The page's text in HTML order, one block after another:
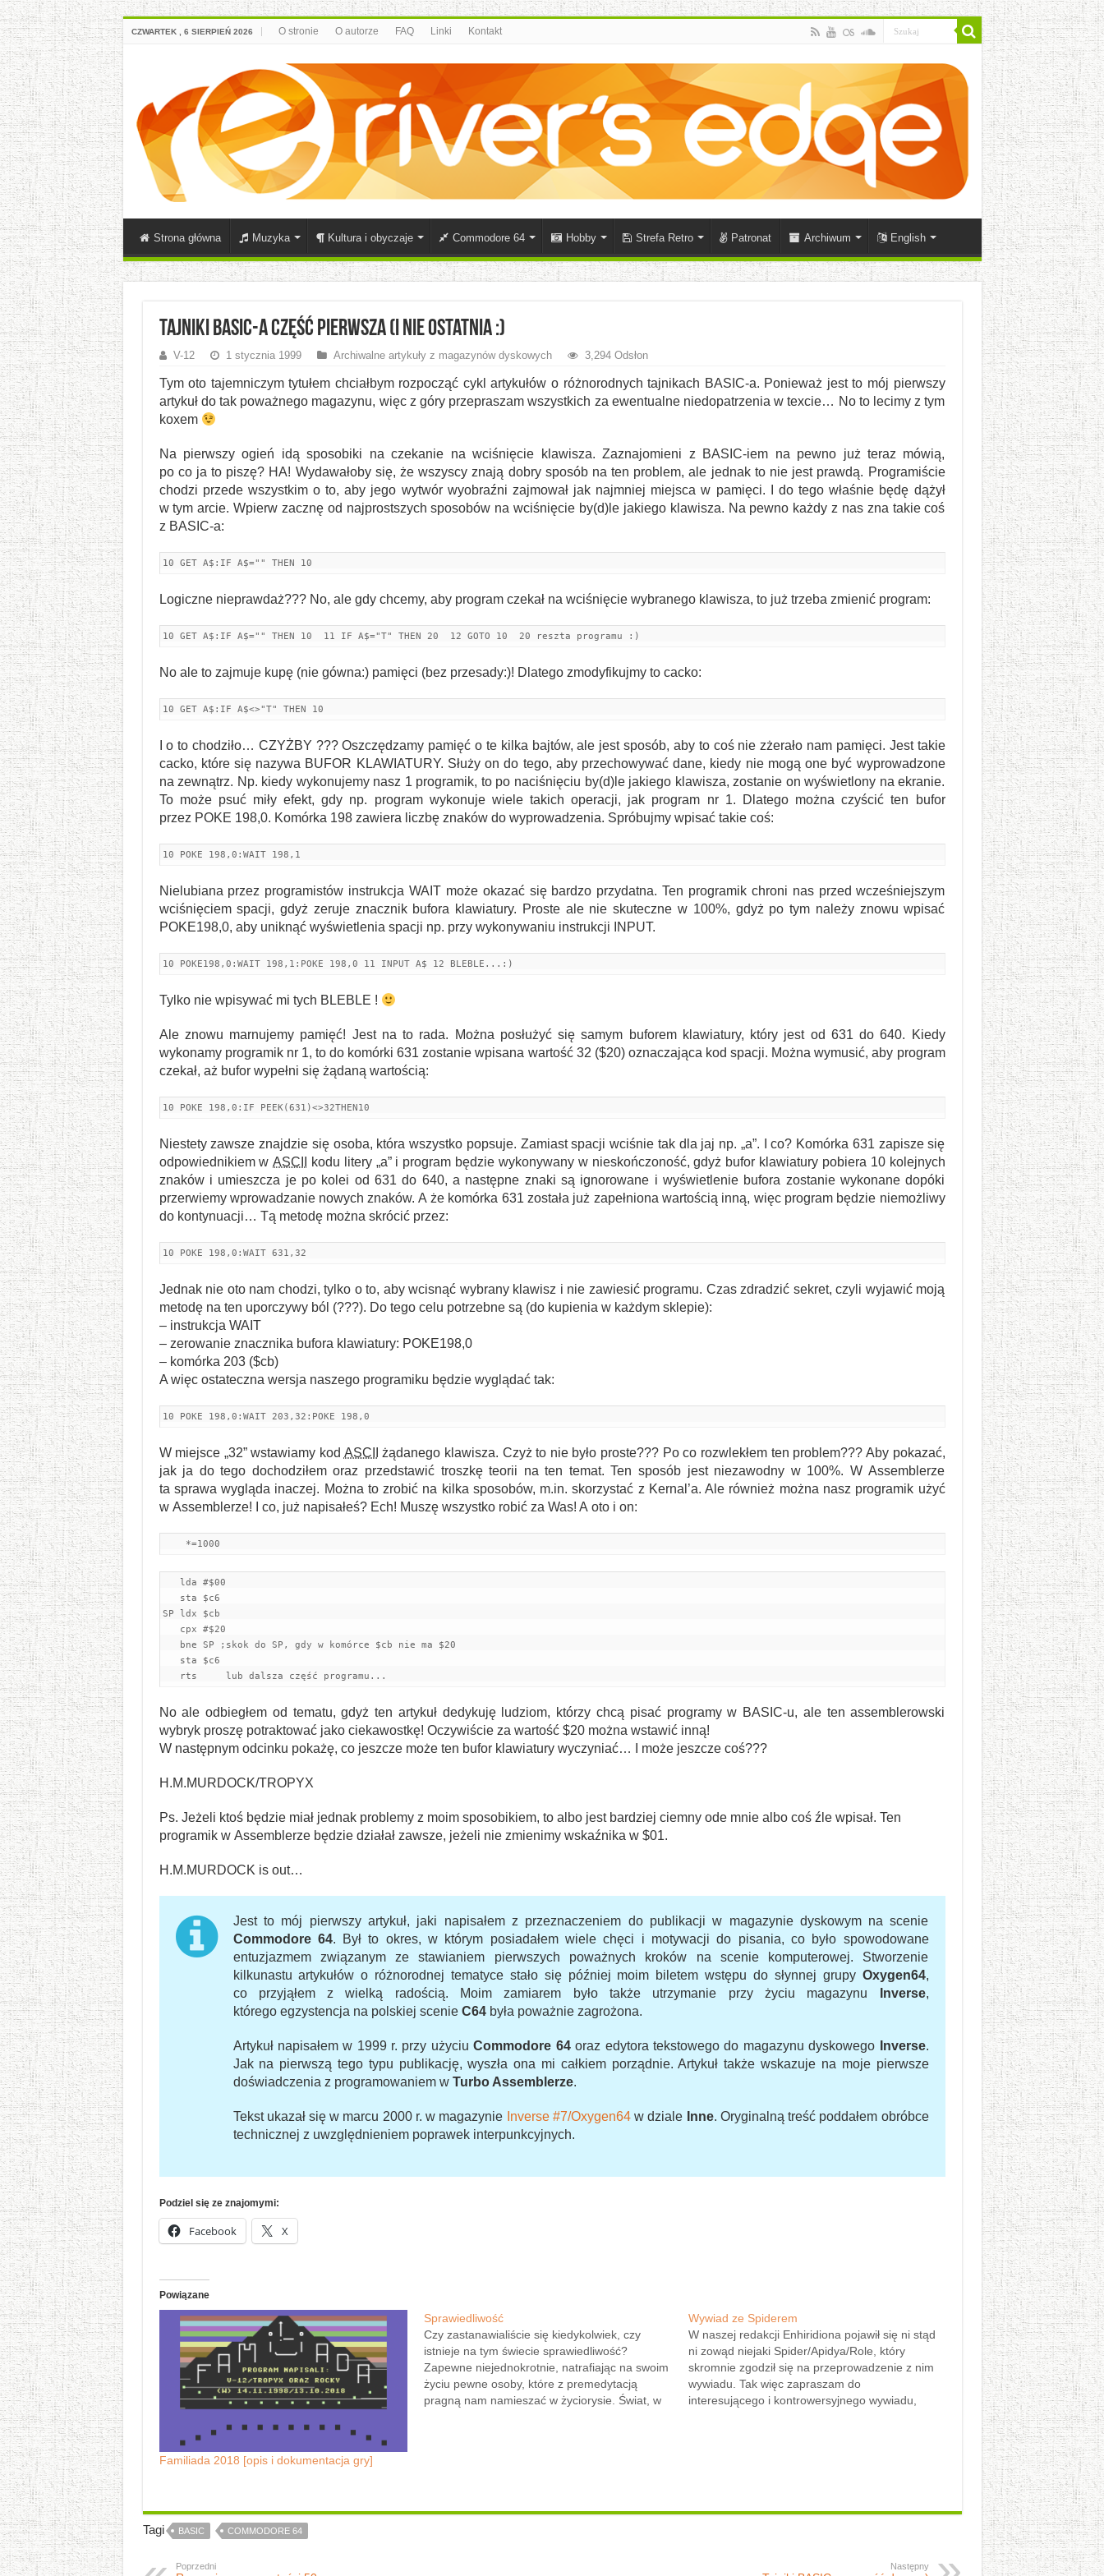
CZWARTEK , 6 SIERPIEŃ 2026 O stronie O autorze FAQ Linki Kontakt
Strona główna Muzyka Kultura i obyczaje Commodore 64 Hobby Strefa Retro Patronat Archiwum English
Tajniki BASIC-a część pierwsza (i nie ostatnia :)
V-12 1 stycznia 1999 Archiwalne artykuły z magazynów dyskowych 3,294 Odsłon
Tym oto tajemniczym tytułem chciałbym rozpocząć cykl artykułów o różnorodnych tajnikach BASIC-a. Ponieważ jest to mój pierwszy
artykuł do tak poważnego magazynu, więc z góry przepraszam wszystkich za ewentualne niedopatrzenia w texcie… No to lecimy z tym
koxem
Na pierwszy ogień idą sposobiki na czekanie na wciśnięcie klawisza. Zaznajomieni z BASIC-iem na pewno już teraz mówią,
po co ja to piszę? HA! Wydawałoby się, że wszyscy znają dobry sposób na ten problem, ale jednak to nie jest prawdą. Programiście
chodzi przede wszystkim o to, aby jego wytwór wyobraźni zajmował jak najmniej miejsca w pamięci. I do tego właśnie będę dążył
w tym arcie. Wpierw zacznę od najprostszych sposobów na wciśnięcie by(d)le jakiego klawisza. Na pewno każdy z nas zna takie coś
z BASIC-a:
10 GET A$:IF A$="" THEN 10
Logiczne nieprawdaż??? No, ale gdy chcemy, aby program czekał na wciśnięcie wybranego klawisza, to już trzeba zmienić program:
10 GET A$:IF A$="" THEN 10  11 IF A$="T" THEN 20  12 GOTO 10  20 reszta programu :)
No ale to zajmuje kupę (nie gówna:) pamięci (bez przesady:)! Dlatego zmodyfikujmy to cacko:
10 GET A$:IF A$<>"T" THEN 10
I o to chodziło… CZYŻBY ??? Oszczędzamy pamięć o te kilka bajtów, ale jest sposób, aby to coś nie zżerało nam pamięci. Jest takie
cacko, które się nazywa BUFOR KLAWIATURY. Służy on do tego, aby przechowywać dane, kiedy nie mogą one być wyprowadzone
na zewnątrz. Np. kiedy wykonujemy nasz 1 programik, to po naciśnięciu by(d)le jakiego klawisza, zostanie on wyświetlony na ekranie.
To może psuć miły efekt, gdy np. program wykonuje wiele takich operacji, jak program nr 1. Dlatego można czyścić ten bufor
przez POKE 198,0. Komórka 198 zawiera liczbę znaków do wyprowadzenia. Spróbujmy wpisać takie coś:
10 POKE 198,0:WAIT 198,1
Nielubiana przez programistów instrukcja WAIT może okazać się bardzo przydatna. Ten programik chroni nas przed wcześniejszym
wciśnięciem spacji, gdyż zeruje znacznik bufora klawiatury. Proste ale nie skuteczne w 100%, gdyż po tym należy znowu wpisać
POKE198,0, aby uniknąć wyświetlenia spacji np. przy wykonywaniu instrukcji INPUT.
10 POKE198,0:WAIT 198,1:POKE 198,0 11 INPUT A$ 12 BLEBLE...:)
Tylko nie wpisywać mi tych BLEBLE !
Ale znowu marnujemy pamięć! Jest na to rada. Można posłużyć się samym buforem klawiatury, który jest od 631 do 640. Kiedy
wykonamy programik nr 1, to do komórki 631 zostanie wpisana wartość 32 ($20) oznaczająca kod spacji. Można wymusić, aby program
czekał, aż bufor wypełni się żądaną wartością:
10 POKE 198,0:IF PEEK(631)<>32THEN10
Niestety zawsze znajdzie się osoba, która wszystko popsuje. Zamiast spacji wciśnie tak dla jaj np. „a”. I co? Komórka 631 zapisze się
odpowiednikiem wASCII
kodu litery „a” i program będzie wykonywany w nieskończoność, gdyż bufor klawiatury pobiera 10 kolejnych
znaków i umieszcza je po kolei od 631 do 640, a następne znaki są ignorowane i wyświetlenie bufora zostanie wykonane dopóki
przerwiemy wprowadzanie nowych znaków. A że komórka 631 została już zapełniona wartością inną, więc program będzie niemożliwy
do kontynuacji… Tą metodę można skrócić przez:
10 POKE 198,0:WAIT 631,32
Jednak nie oto nam chodzi, tylko o to, aby wcisnąć wybrany klawisz i nie zawiesić programu. Czas zdradzić sekret, czyli wyjawić moją
metodę na ten uporczywy ból (???). Do tego celu potrzebne są (do kupienia w każdym sklepie):
– instrukcja WAIT
– zerowanie znacznika bufora klawiatury: POKE198,0
– komórka 203 ($cb)
A więc ostateczna wersja naszego programiku będzie wyglądać tak:
10 POKE 198,0:WAIT 203,32:POKE 198,0
W miejsce „32” wstawiamy kod ASCII
żądanego klawisza. Czyż to nie było proste??? Po co rozwlekłem ten problem??? Aby pokazać,
jak ja do tego dochodziłem oraz przedstawić troszkę teorii na ten temat. Ten sposób jest niezawodny w 100%. W Assemblerze
ta sprawa wygląda inaczej. Można to zrobić na kilka sposobów, m.in. skorzystać z Kernal’a. Ale również można nasz programik użyć
w Assemblerze! I co, już napisałeś? Ech! Muszę wszystko robić za Was! A oto i on:
    *=1000
   lda #$00
   sta $c6
SP ldx $cb
   cpx #$20
   bne SP ;skok do SP, gdy w komórce $cb nie ma $20
   sta $c6
   rts     lub dalsza część programu...
No ale odbiegłem od tematu, gdyż ten artykuł dedykuję ludziom, którzy chcą pisać programy w BASIC-u, ale ten assemblerowski
wybryk proszę potraktować jako ciekawostkę! Oczywiście za wartość $20 można wstawić inną!
W następnym odcinku pokażę, co jeszcze może ten bufor klawiatury wyczyniać… I może jeszcze coś???
H.M.MURDOCK/TROPYX
Ps. Jeżeli ktoś będzie miał jednak problemy z moim sposobikiem, to albo jest bardziej ciemny ode mnie albo coś źle wpisał. Ten
programik w Assemblerze będzie działał zawsze, jeżeli nie zmienimy wskaźnika w $01.
H.M.MURDOCK is out…
Jest to mój pierwszy artykuł, jaki napisałem z przeznaczeniem do publikacji w magazynie dyskowym na scenie
Commodore 64. Był to okres, w którym posiadałem wiele chęci i motywacji do pisania, co było spowodowane
entuzjazmem związanym ze stawianiem pierwszych poważnych kroków na scenie komputerowej. Stworzenie
kilkunastu artykułów o różnorodnej tematyce stało się później moim biletem wstępu do słynnej grupy Oxygen64,
co przyjąłem z wielką radością. Moim zamiarem było także utrzymanie przy życiu magazynu
Inverse,
którego egzystencja na polskiej scenie C64była poważnie zagrożona.
Artykuł napisałem w 1999 r. przy użyciuCommodore 64oraz edytora tekstowego do magazynu dyskowego Inverse.
Jak na pierwszą tego typu publikację, wyszła ona mi całkiem porządnie. Artykuł także wskazuje na moje pierwsze
doświadczenia z programowaniem w Turbo Assemblerze.
Tekst ukazał się w marcu 2000 r. w magazynie Inverse #7/Oxygen64w dziale Inne. Oryginalną treść poddałem obróbce
technicznej z uwzględnieniem poprawek interpunkcyjnych.
Podziel się ze znajomymi:
Facebook X
Powiązane
Familiada 2018 [opis i dokumentacja gry]
Sprawiedliwość
Czy zastanawialiście się kiedykolwiek, czy
istnieje na tym świecie sprawiedliwość?
Zapewne niejednokrotnie, natrafiając na swoim
życiu pewne osoby, które z premedytacją
pragną nam namieszać w życiorysie. Świat, w
Wywiad ze Spiderem
W naszej redakcji Enhiridiona pojawił się ni stąd
ni zowąd niejaki Spider/Apidya/Role, który
skromnie zgodził się na przeprowadzenie z nim
wywiadu. Tak więc zapraszam do
interesującego i kontrowersyjnego wywiadu,
Tagi BASIC COMMODORE 64
Poprzedni Następny